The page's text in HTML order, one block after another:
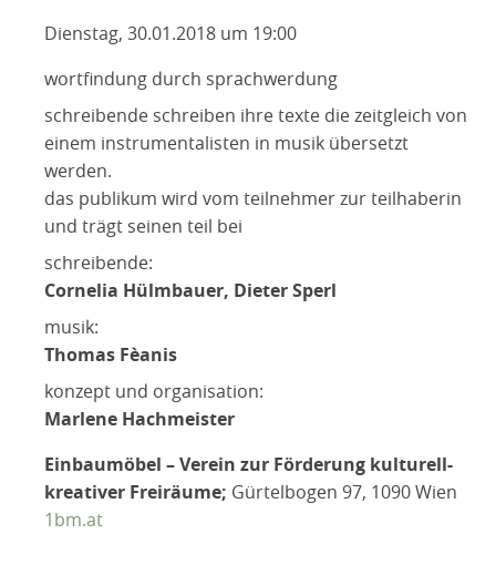
Dienstag, 30.01.2018 um 19:00
wortfindung durch sprachwerdung
schreibende schreiben ihre texte die zeitgleich von
einem instrumentalisten in musik übersetzt
werden.
das publikum wird vom teilnehmer zur teilhaberin
und trägt seinen teil bei
schreibende:
Cornelia Hülmbauer, Dieter Sperl
musik:
Thomas Fèanis
konzept und organisation:
Marlene Hachmeister
Einbaumöbel – Verein zur Förderung kulturell-
kreativer Freiräume; Gürtelbogen 97, 1090 Wien
1bm.at